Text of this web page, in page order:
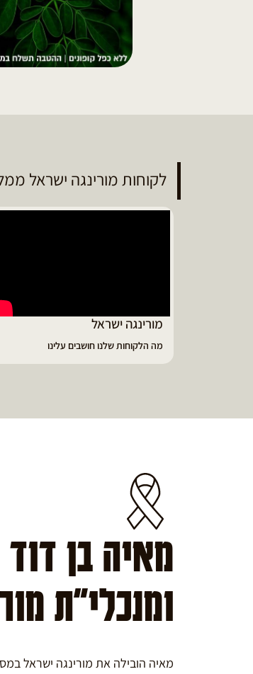
לקוחות מורינגה ישראל
ממליץ על מוצרי מורינגה איכותיים
מבית מורינגה ישראל - כפר חיים
מאיה בן
ומנכלי"ת
מאיה הובילה את מורינגה ישראל